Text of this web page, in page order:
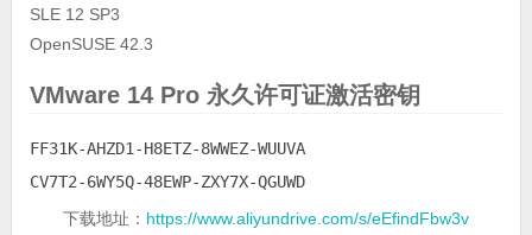
SLE 12 SP3
OpenSUSE 42.3
VMware 14 Pro 永久许可证激活密钥
FF31K-AHZD1-H8ETZ-8WWEZ-WUUVA
CV7T2-6WY5Q-48EWP-ZXY7X-QGUWD
下载地址： https://www.aliyundrive.com/s/eEfindFbw3v